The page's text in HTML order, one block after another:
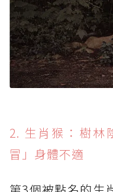
2. 生肖猴：樹林
冒」身體不適